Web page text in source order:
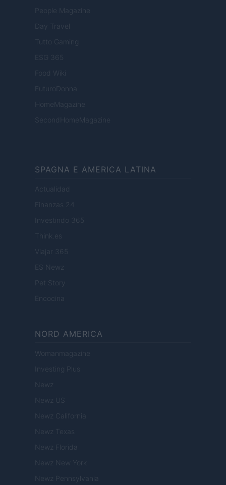
People Magazine
Day Travel
Tutto Gaming
ESG 365
Food Wiki
FuturoDonna
HomeMagazine
SecondHomeMagazine
SPAGNA E AMERICA LATINA
Actualidad
Finanzas 24
Investindo 365
Think.es
Viajar 365
ES Newz
Pet Story
Encocina
NORD AMERICA
Womanmagazine
Investing Plus
Newz
Newz US
Newz California
Newz Texas
Newz Florida
Newz New York
Newz Pennsylvania